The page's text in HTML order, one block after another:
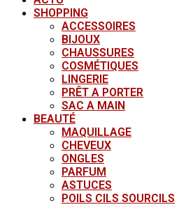
SHOPPING
ACCESSOIRES
BIJOUX
CHAUSSURES
COSMÉTIQUES
LINGERIE
PRÊT A PORTER
SAC A MAIN
BEAUTÉ
MAQUILLAGE
CHEVEUX
ONGLES
PARFUM
ASTUCES
POILS CILS SOURCILS